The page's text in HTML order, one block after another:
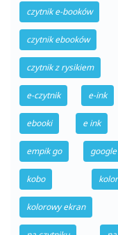
czytnik e-booków
czytnik ebooków
czytnik z rysikiem
e-czytnik e-ink
ebooki e ink
empik go
kobo
kolorowy ekran